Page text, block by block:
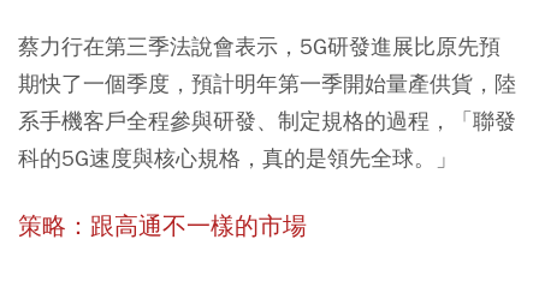
蔡力行在第三季法說會表示，5G研發進展比原先預
期快了一個季度，預計明年第一季開始量產供貨，陸
系手機客戶全程參與研發、制定規格的過程，「聯發
科的5G速度與核心規格，真的是領先全球。」
策略：跟高通不一樣的市場